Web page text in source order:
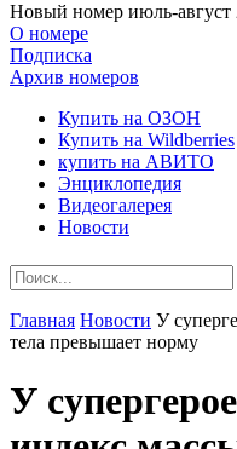
Новый номер июль-август
О номере
Подписка
Архив номеров
Купить на ОЗОН
Купить на Wildberries
купить на АВИТО
Энциклопедия
Видеогалерея
Новости
Главная Новости У
тела превышает норму
У